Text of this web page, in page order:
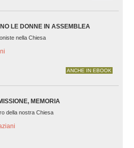
LE DONNE IN ASSEMBLEA
nella Chiesa
ANCHE IN EBOOK
MEMORIA
della nostra Chiesa